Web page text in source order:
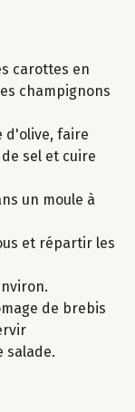
carottes en
champignons
d'olive, faire
sel et cuire
un moule à
et répartir les
de brebis
salade.